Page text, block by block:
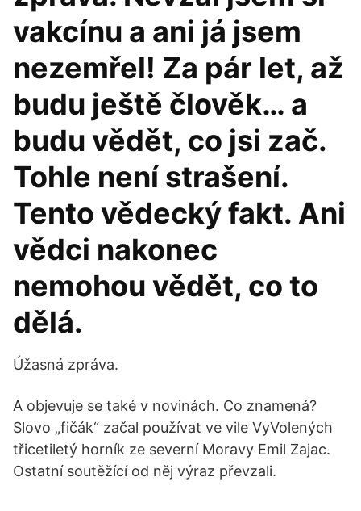
vakcínu a ani já jsem
nezemřel! Za pár let, až
budu ještě člověk… a
budu vědět, co jsi zač.
Tohle není strašení.
Tento vědecký fakt. Ani
vědci nakonec
nemohou vědět, co to
dělá.
Úžasná zpráva.
A objevuje se také v novinách. Co znamená?
Slovo „fičák“ začal používat ve vile VyVolených
třicetiletý horník ze severní Moravy Emil Zajac.
Ostatní soutěžící od něj výraz převzali.